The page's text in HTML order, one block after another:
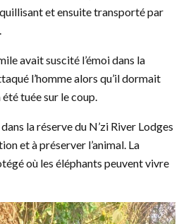
et ensuite transporté par
avait suscité l’émoi dans la
l’homme alors qu’il dormait
tuée sur le coup.
la réserve du N’zi River Lodges
et à préserver l’animal. La
où les éléphants peuvent vivre